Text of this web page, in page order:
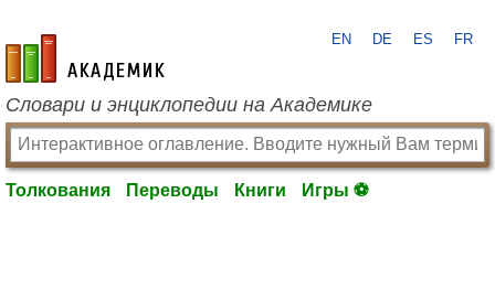
academic.ru
EN DE ES FR
Словари и энциклопедии на Академике
Толкования Переводы Книги Игры ⚽